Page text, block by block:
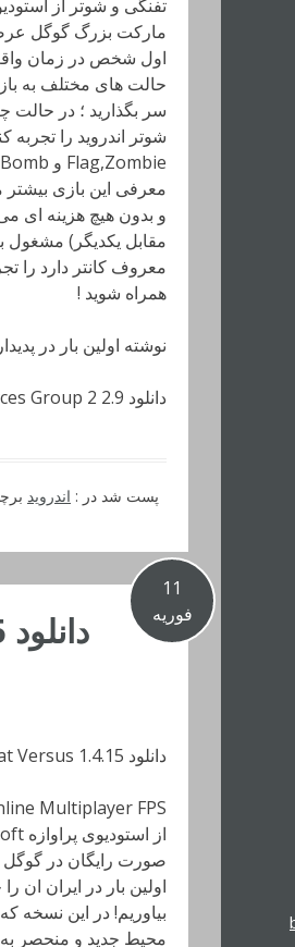
مارکت بزرگ گوگل
حالت های مختلف به
سر بگذارید ؛ در حالت
معرفی این بازی
و بدون هیچ هزینه ای
مقابل یکدیگر) مشغول
معروف کانتر دارد را
همراه شوید !
نوشته اولین بار در
دانلود Special Forces Group 2 2.9 – بازی تفنگی اول شخص اندروید + مود + دیتا
پست شد در : اندروید
11
فوریه
دانلود Modern Combat Versus 1.4.15 – بازی اکشن “مدرن کامبت 6” اندروید + دیتا
صورت رایگان در گوگل
اولین بار در ایران ان
محیط جدید و منحصر